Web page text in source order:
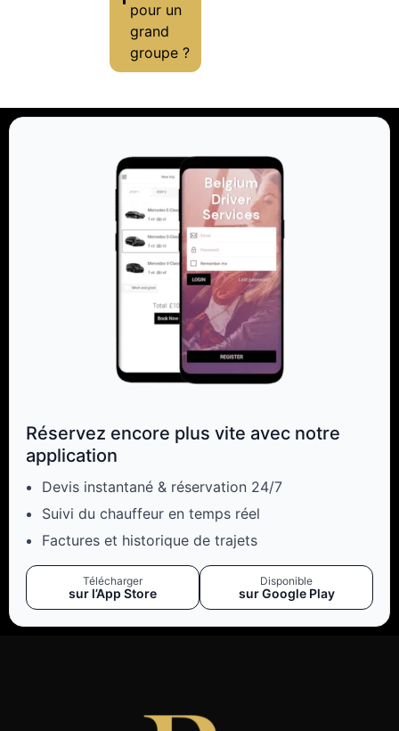
pour un
grand
groupe ?
Réservez encore plus vite avec notre
application
Devis instantané & réservation 24/7
Suivi du chauffeur en temps réel
Factures et historique de trajets
Télécharger
sur l’App Store
Disponible
sur Google Play